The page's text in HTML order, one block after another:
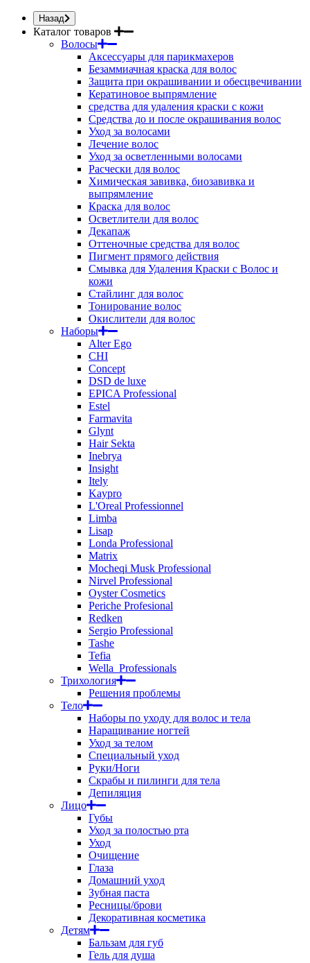
Назад
Каталог товаров
Волосы
Аксессуары для парикмахеров
Безаммиачная краска для волос
Защита при окрашивании и обесцвечивании
Кератиновое выпрямление
средства для удаления краски с кожи
Средства до и после окрашивания волос
Уход за волосами
Лечение волос
Уход за осветленными волосами
Расчески для волос
Химическая завивка, биозавивка и
выпрямление
Краска для волос
Осветлители для волос
Декапаж
Оттеночные средства для волос
Пигмент прямого действия
Смывка для Удаления Краски с Волос и
кожи
Стайлинг для волос
Тонирование волос
Окислители для волос
Наборы
Alter Ego
CHI
Concept
DSD de luxe
EPICA Professional
Estel
Farmavita
Glynt
Hair Sekta
Inebrya
Insight
Itely
Kaypro
L'Oreal Professionnel
Limba
Lisap
Londa Professional
Matrix
Mocheqi Musk Professional
Nirvel Professional
Oyster Cosmetics
Periche Profesional
Redken
Sergio Professional
Tashe
Tefia
Wella_Professionals
Трихология
Решения проблемы
Тело
Наборы по уходу для волос и тела
Наращивание ногтей
Уход за телом
Специальный уход
Руки/Ноги
Скрабы и пилинги для тела
Депиляция
Лицо
Губы
Уход за полостью рта
Уход
Очищение
Глаза
Домашний уход
Зубная паста
Ресницы/брови
Декоративная косметика
Детям
Бальзам для губ
Гель для душа